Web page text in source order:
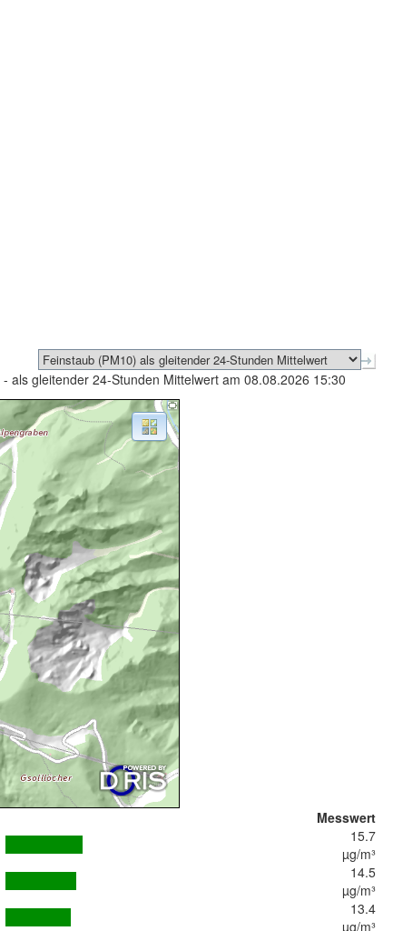
- als gleitender 24-Stunden Mittelwert am 08.08.2026 15:30
Messwert
15.7
µg/m³
14.5
µg/m³
13.4
µg/m³